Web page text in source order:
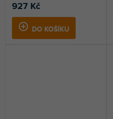
927 Kč
DO KOŠÍKU